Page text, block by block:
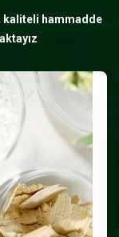
kaliteli hammadde